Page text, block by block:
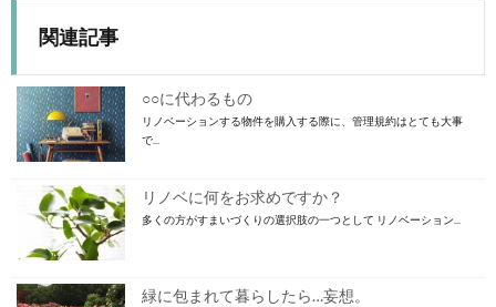
関連記事
○○に代わるもの
リノベーションする物件を購入する際に、管理規約はとても大事
で...
リノベに何をお求めですか？
多くの方がすまいづくりの選択肢の一つとして リノベーション...
緑に包まれて暮らしたら…妄想。